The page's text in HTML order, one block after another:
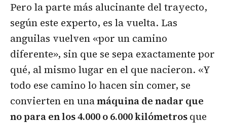
Pero la parte más alucinante del trayecto,
según este experto, es la vuelta. Las
anguilas vuelven «por un camino
diferente», sin que se sepa exactamente por
qué, al mismo lugar en el que nacieron. «Y
todo ese camino lo hacen sin comer, se
convierten en unamáquina de nadar que
no para en los 4.000 o 6.000 kilómetrosque